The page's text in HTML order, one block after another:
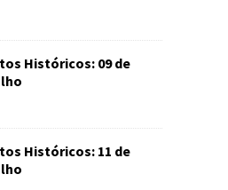
Históricos: 09 de
Históricos: 11 de